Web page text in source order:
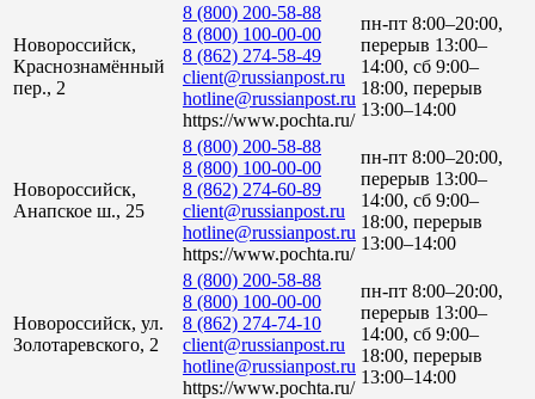
Новороссийск,
Краснознамённый
пер., 2
8 (800) 200-58-88
8 (800) 100-00-00
8 (862) 274-58-49
client@russianpost.ru
hotline@russianpost.ru
https://www.pochta.ru/
пн-пт 8:00–20:00,
перерыв 13:00–
14:00, сб 9:00–
18:00, перерыв
13:00–14:00
Новороссийск,
Анапское ш., 25
8 (800) 200-58-88
8 (800) 100-00-00
8 (862) 274-60-89
client@russianpost.ru
hotline@russianpost.ru
https://www.pochta.ru/
пн-пт 8:00–20:00,
перерыв 13:00–
14:00, сб 9:00–
18:00, перерыв
13:00–14:00
Новороссийск, ул.
Золотаревского, 2
8 (800) 200-58-88
8 (800) 100-00-00
8 (862) 274-74-10
client@russianpost.ru
hotline@russianpost.ru
https://www.pochta.ru/
пн-пт 8:00–20:00,
перерыв 13:00–
14:00, сб 9:00–
18:00, перерыв
13:00–14:00